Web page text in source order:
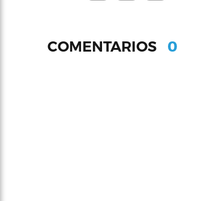
COMENTARIOS 0